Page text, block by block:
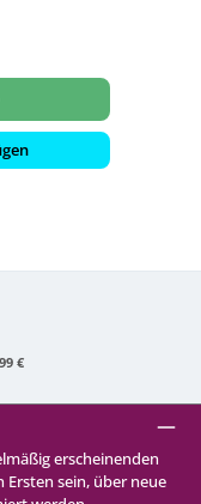
€
erscheinenden
sein, über neue